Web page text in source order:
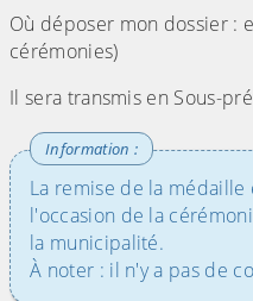
Où déposer mon dossier :
cérémonies)
Il sera transmis en Sous-
La remise de la
l'occasion de la
la municipalité.
À noter : il n'y a pas de